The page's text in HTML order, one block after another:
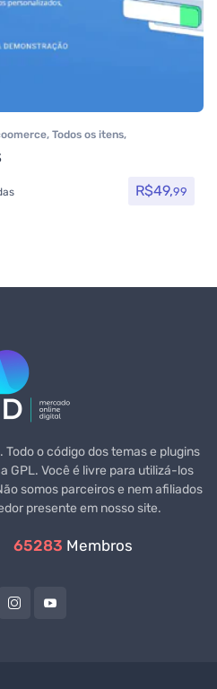
, Todos os itens,
R$49,99
o código dos temas e plugins
GPL. Você é livre para utilizá-los
somos parceiros e nem afiliados
presente em nosso site.
65283 Membros